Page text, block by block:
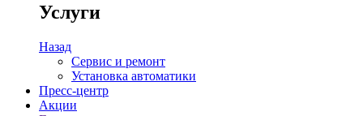
Услуги
Назад
Сервис и ремонт
Установка автоматики
Пресс-центр
Акции